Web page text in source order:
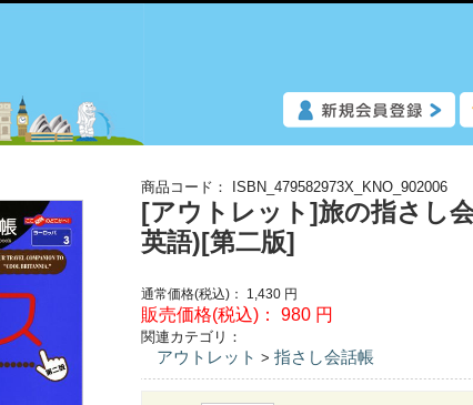
商品コード： ISBN_479582973X_KNO_902006
[アウトレット]旅の指さし
英語)[第二版]
通常価格(税込)： 1,430 円
販売価格(税込)： 980 円
関連カテゴリ：
アウトレット > 指さし会話帳